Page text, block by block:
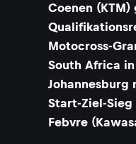
Coenen
Motocross-
South Africa in
Johannesburg
Start-Ziel-Sieg
Febvre